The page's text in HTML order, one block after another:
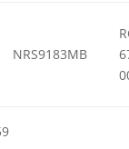
NRS9183MB